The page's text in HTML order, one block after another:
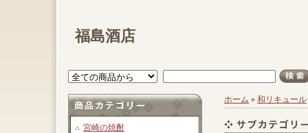
福島酒店
宮崎の焼酎
ホーム » 和リキュール